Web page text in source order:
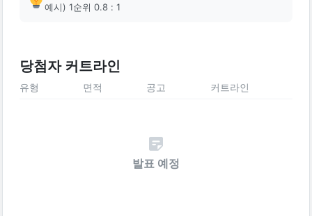
예시) 1순위 0.8 : 1
당첨자 커트라인
유형 면적 공고 커트라인
발표 예정